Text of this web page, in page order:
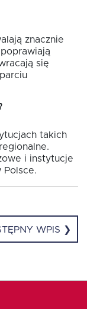
znacznie
się
takich
i instytucje
Polsce.
WPIS ❯